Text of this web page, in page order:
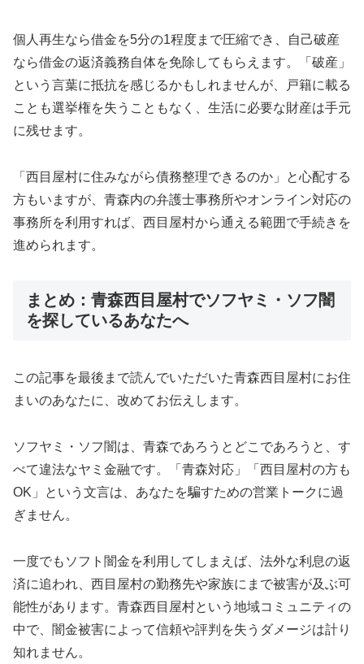
個人再生なら借金を5分の1程度まで圧縮でき、自己破産
なら借金の返済義務自体を免除してもらえます。「破産」
という言葉に抵抗を感じるかもしれませんが、戸籍に載る
ことも選挙権を失うこともなく、生活に必要な財産は手元
に残せます。
「西目屋村に住みながら債務整理できるのか」と心配する
方もいますが、青森内の弁護士事務所やオンライン対応の
事務所を利用すれば、西目屋村から通える範囲で手続きを
進められます。
まとめ：青森西目屋村でソフヤミ・ソフ闇
を探しているあなたへ
この記事を最後まで読んでいただいた青森西目屋村にお住
まいのあなたに、改めてお伝えします。
ソフヤミ・ソフ闇は、青森であろうとどこであろうと、す
べて違法なヤミ金融です。「青森対応」「西目屋村の方も
OK」という文言は、あなたを騙すための営業トークに過
ぎません。
一度でもソフト闇金を利用してしまえば、法外な利息の返
済に追われ、西目屋村の勤務先や家族にまで被害が及ぶ可
能性があります。青森西目屋村という地域コミュニティの
中で、闇金被害によって信頼や評判を失うダメージは計り
知れません。